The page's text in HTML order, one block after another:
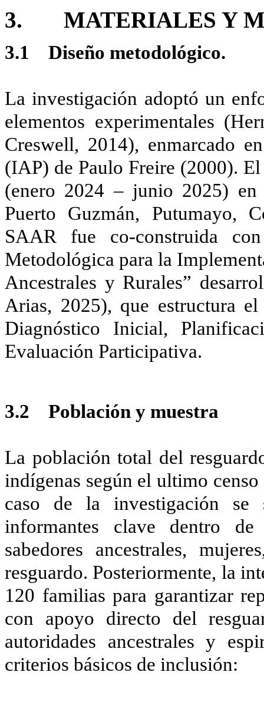
3. MATERIALES Y
3.1 Diseño metodológico.
La investigación adoptó un
elementos experimentales
Creswell, 2014), enmarcado
(IAP) de Paulo Freire (2000).
(enero 2024 – junio 2025) en
Puerto Guzmán, Putumayo,
SAAR fue co-construida
Metodológica para la
Ancestrales y Rurales”
Arias, 2025), que estructura
Diagnóstico Inicial,
Evaluación Participativa.
3.2 Población y muestra
La población total del
indígenas según el ultimo
caso de la investigación se
informantes clave dentro
sabedores ancestrales,
resguardo. Posteriormente, la
120 familias para garantizar
con apoyo directo del
autoridades ancestrales y
criterios básicos de inclusión: